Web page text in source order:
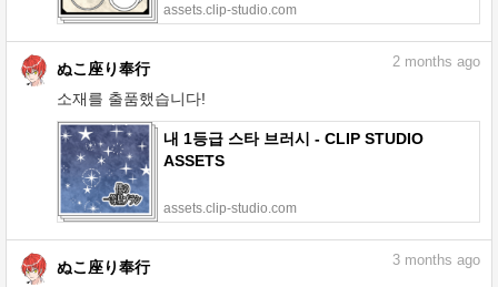
assets.clip-studio.com
ぬこ座り奉行
소재를 출품했습니다!
2 months ago
내 1등급 스타 브러시 - CLIP STUDIO
ASSETS
assets.clip-studio.com
ぬこ座り奉行
3 months ago